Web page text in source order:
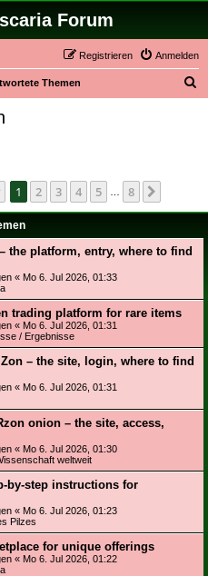
Forum
Anmelden
Registrieren
Themen
Seite 1von
1 2 3 4 5 8
the platform, entry, where to find
« Mo 6. Jul 2026, 01:33
trading platform for rare items
« Mo 6. Jul 2026, 01:31
/ Ergebnisse
– the site, login, where to find
« Mo 6. Jul 2026, 01:31
onion – the site, access,
« Mo 6. Jul 2026, 01:30
weltweit
by-step instructions for
« Mo 6. Jul 2026, 01:23
Pilzes
for unique offerings
« Mo 6. Jul 2026, 01:22